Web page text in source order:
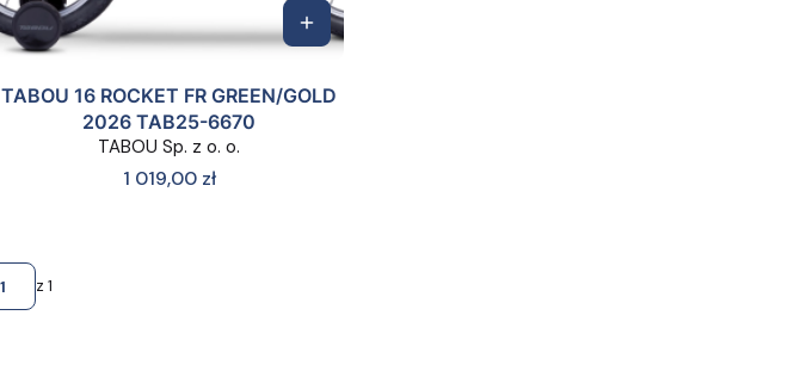
TABOU 16 ROCKET FR GREEN/GOLD
2026 TAB25-6670
TABOU Sp. z o. o.
Cena
1 019,00 zł
z 1